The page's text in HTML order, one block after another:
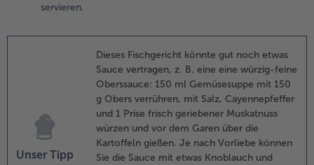
dem
und
servieren.
Unser Tipp
Dieses Fischgericht könnte gut noch etwas
Sauce vertragen, z. B. eine eine würzig-feine
Oberssauce: 150 ml Gemüsesuppe mit 150
g Obers verrühren, mit Salz, Cayennepfeffer
und 1 Prise frisch geriebener Muskatnuss
würzen und vor dem Garen über die
Kartoffeln gießen. Je nach Vorliebe können
Sie die Sauce mit etwas Knoblauch und